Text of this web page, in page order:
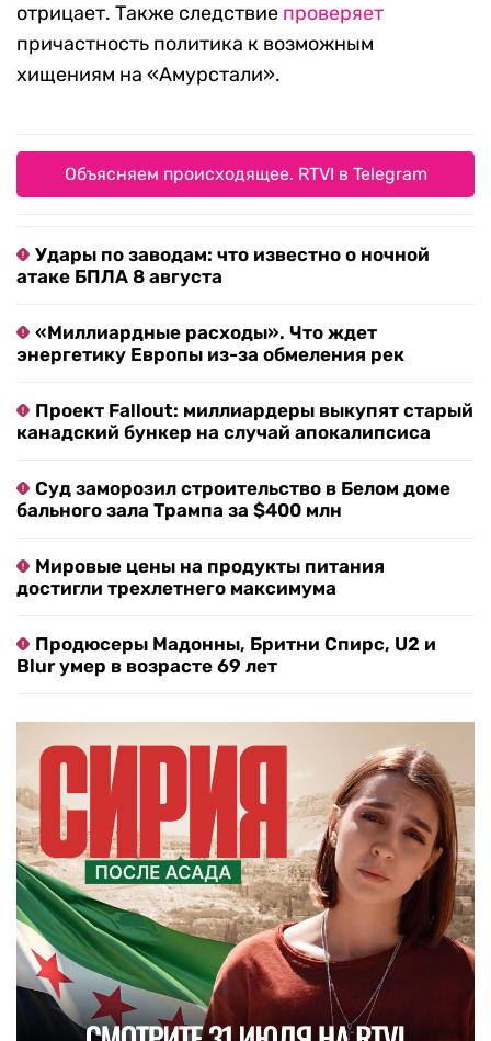
отрицает. Также следствие проверяет
причастность политика к возможным
хищениям на «Амурстали».
Объясняем происходящее. RTVI в Telegram
Удары по заводам: что известно о ночной
атаке БПЛА 8 августа
«Миллиардные расходы». Что ждет
энергетику Европы из-за обмеления рек
Проект Fallout: миллиардеры выкупят старый
канадский бункер на случай апокалипсиса
Суд заморозил строительство в Белом доме
бального зала Трампа за $400 млн
Мировые цены на продукты питания
достигли трехлетнего максимума
Продюсеры Мадонны, Бритни Спирс, U2 и
Blur умер в возрасте 69 лет